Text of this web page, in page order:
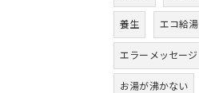
養生 エコ給湯
エラーメッセージ
お湯が沸かない